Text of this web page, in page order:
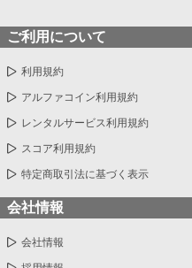
ご利用について
利用規約
アルファコイン利用規約
レンタルサービス利用規約
スコア利用規約
特定商取引法に基づく表示
会社情報
会社情報